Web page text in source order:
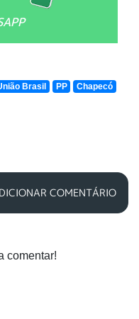
Brasil PP Chapecó
COMENTÁRIO
comentar!